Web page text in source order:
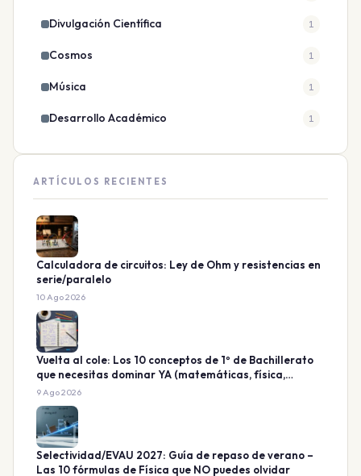
Divulgación Científica 1
Cosmos 1
Música 1
Desarrollo Académico 1
ARTÍCULOS RECIENTES
Calculadora de circuitos: Ley de Ohm y resistencias en
serie/paralelo
10 Ago 2026
Vuelta al cole: Los 10 conceptos de 1º de Bachillerato
que necesitas dominar YA (matemáticas, física,
química)
9 Ago 2026
Selectividad/EVAU 2027: Guía de repaso de verano –
Las 10 fórmulas de Física que NO puedes olvidar